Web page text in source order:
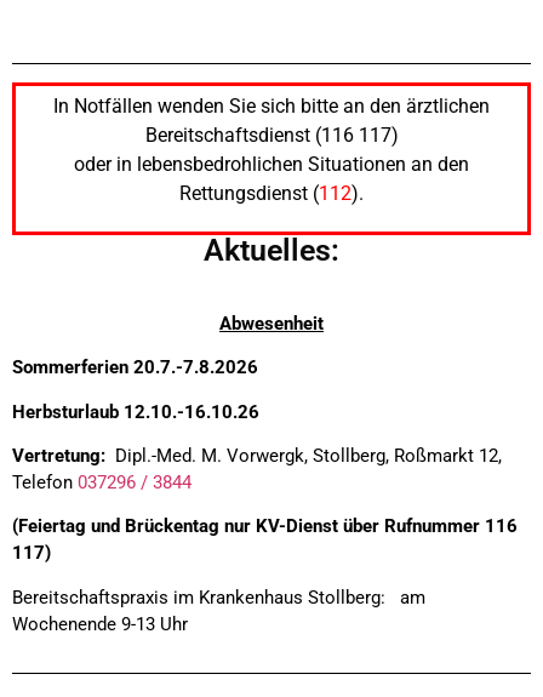
In Notfällen wenden Sie sich bitte an den ärztlichen
Bereitschaftsdienst (116 117)
oder in lebensbedrohlichen Situationen an den
Rettungsdienst (112).
Aktuelles:
Abwesenheit
Sommerferien 20.7.-7.8.2026
Herbsturlaub 12.10.-16.10.26
Vertretung: Dipl.-Med. M. Vorwergk, Stollberg, Roßmarkt 12,
Telefon 037296 / 3844
(Feiertag und Brückentag nur KV-Dienst über Rufnummer 116
117)
Bereitschaftspraxis im Krankenhaus Stollberg: am
Wochenende 9-13 Uhr